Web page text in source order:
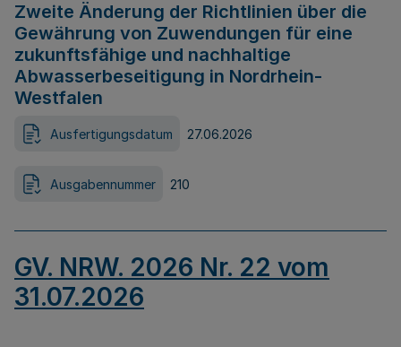
Zweite Änderung der Richtlinien über die
Gewährung von Zuwendungen für eine
zukunftsfähige und nachhaltige
Abwasserbeseitigung in Nordrhein-
Westfalen
Ausfertigungsdatum 27.06.2026
Ausgabennummer 210
GV. NRW. 2026 Nr. 22 vom
31.07.2026